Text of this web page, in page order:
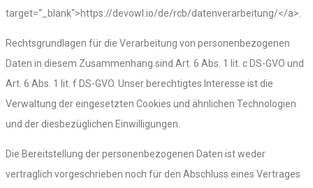
target=“_blank“>https://devowl.io/de/rcb/datenverarbeitung/</a>.
Rechtsgrundlagen für die Verarbeitung von personenbezogenen
Daten in diesem Zusammenhang sind Art. 6 Abs. 1 lit. c DS-GVO und
Art. 6 Abs. 1 lit. f DS-GVO. Unser berechtigtes Interesse ist die
Verwaltung der eingesetzten Cookies und ähnlichen Technologien
und der diesbezüglichen Einwilligungen.
Die Bereitstellung der personenbezogenen Daten ist weder
vertraglich vorgeschrieben noch für den Abschluss eines Vertrages